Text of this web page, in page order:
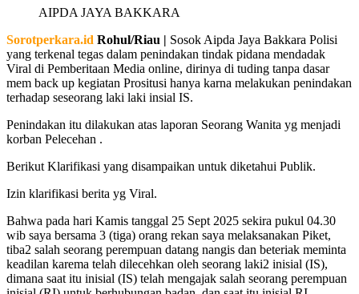
AIPDA JAYA BAKKARA
Sorotperkara.id Rohul/Riau | Sosok Aipda Jaya Bakkara Polisi
yang terkenal tegas dalam penindakan tindak pidana mendadak
Viral di Pemberitaan Media online, dirinya di tuding tanpa dasar
mem back up kegiatan Prositusi hanya karna melakukan penindakan
terhadap seseorang laki laki insial IS.
Penindakan itu dilakukan atas laporan Seorang Wanita yg menjadi
korban Pelecehan .
Berikut Klarifikasi yang disampaikan untuk diketahui Publik.
Izin klarifikasi berita yg Viral.
Bahwa pada hari Kamis tanggal 25 Sept 2025 sekira pukul 04.30
wib saya bersama 3 (tiga) orang rekan saya melaksanakan Piket,
tiba2 salah seorang perempuan datang nangis dan beteriak meminta
keadilan karema telah dilecehkan oleh seorang laki2 inisial (IS),
dimana saat itu inisial (IS) telah mengajak salah seorang perempuan